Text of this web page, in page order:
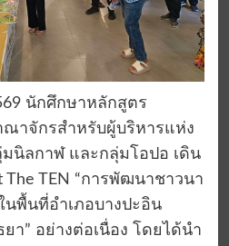
นักศึกษาหลักสูตร
าจักรสำหรับผู้บริหารแห่ง
นิลกาฬ และกลุ่มโอปอ เดิน
TEN “การพัฒนาชาวนา
พื้นที่อำเภอบางปะอิน
า” อย่างต่อเนื่อง โดยได้นำ